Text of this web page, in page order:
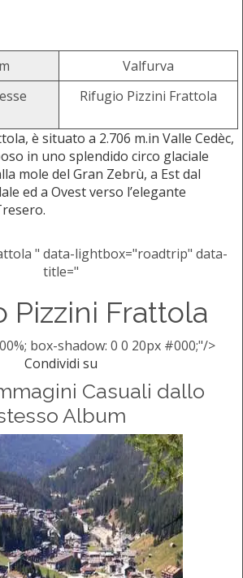
Valfurva
Rifugio Pizzini Frattola
è situato a 2.706 m.in Valle Cedèc,
in uno splendido circo glaciale
mole del Gran Zebrù, a Est dal
ed a Ovest verso l’elegante
" data-lightbox="roadtrip" data-
title="
Pizzini Frattola
box-shadow: 0 0 20px #000;"/>
Condividi su
Casuali dallo
Album